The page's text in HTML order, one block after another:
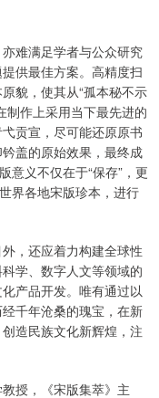
难满足学者与公众研究
供最佳方案。高精度扫
貌，使其从“孤本秘不示
制作上采用当下最先进的
贡宣，尽可能还原原书
盖的原始效果，最终成
意义不仅在于“保存”，更
界各地宋版珍本，进行
，还应着力构建全球性
学、数字人文等领域的
产品开发。唯有通过以
千年沧桑的瑰宝，在新
造民族文化新辉煌，注
授，《宋版集萃》主